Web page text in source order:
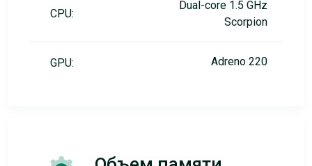
CPU:
Dual-core 1.5 GHz
Scorpion
GPU: Adreno 220